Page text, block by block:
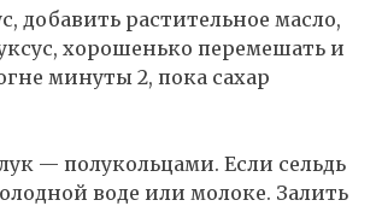
растительное масло,
хорошенько перемешать и
минуты 2, пока сахар
— полукольцами. Если сельдь
воде или молоке. Залить